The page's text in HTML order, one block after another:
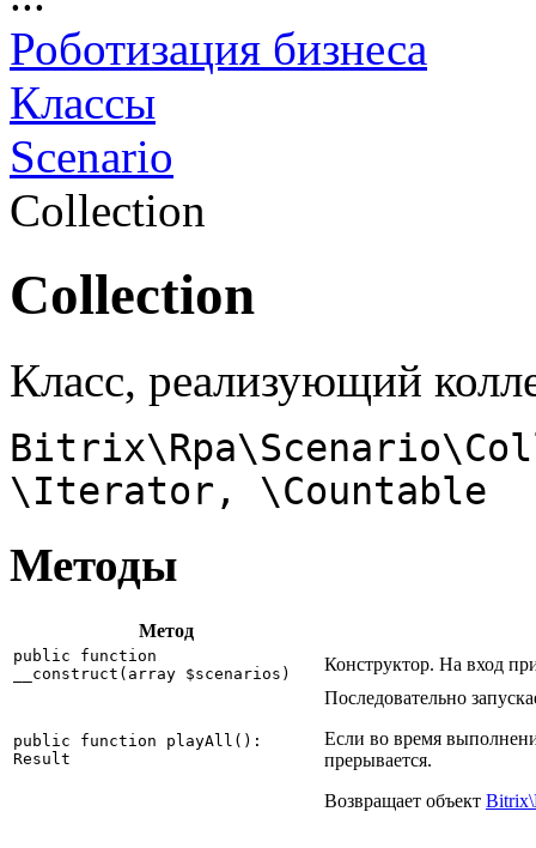
Роботизация бизнеса
Классы
Scenario
Collection
Collection
Класс, реализующий
\Iterator, \Countable
Методы
Метод
public function
__construct(array $scenarios)
Конструктор. На вход
public function playAll():
Result
Последовательно
Если во время
прерывается.
Возвращает объект